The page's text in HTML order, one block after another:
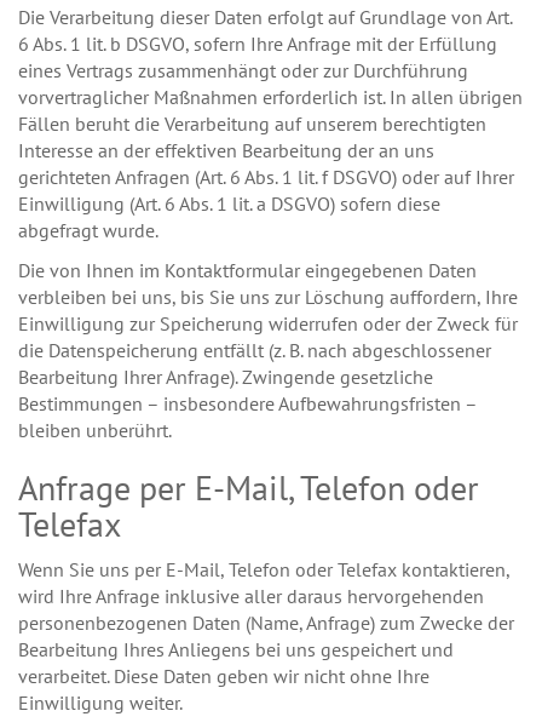
Die Verarbeitung dieser Daten erfolgt auf Grundlage von Art.
6 Abs. 1 lit. b DSGVO, sofern Ihre Anfrage mit der Erfüllung
eines Vertrags zusammenhängt oder zur Durchführung
vorvertraglicher Maßnahmen erforderlich ist. In allen übrigen
Fällen beruht die Verarbeitung auf unserem berechtigten
Interesse an der effektiven Bearbeitung der an uns
gerichteten Anfragen (Art. 6 Abs. 1 lit. f DSGVO) oder auf Ihrer
Einwilligung (Art. 6 Abs. 1 lit. a DSGVO) sofern diese
abgefragt wurde.
Die von Ihnen im Kontaktformular eingegebenen Daten
verbleiben bei uns, bis Sie uns zur Löschung auffordern, Ihre
Einwilligung zur Speicherung widerrufen oder der Zweck für
die Datenspeicherung entfällt (z. B. nach abgeschlossener
Bearbeitung Ihrer Anfrage). Zwingende gesetzliche
Bestimmungen – insbesondere Aufbewahrungsfristen –
bleiben unberührt.
Anfrage per E-Mail, Telefon oder
Telefax
Wenn Sie uns per E-Mail, Telefon oder Telefax kontaktieren,
wird Ihre Anfrage inklusive aller daraus hervorgehenden
personenbezogenen Daten (Name, Anfrage) zum Zwecke der
Bearbeitung Ihres Anliegens bei uns gespeichert und
verarbeitet. Diese Daten geben wir nicht ohne Ihre
Einwilligung weiter.